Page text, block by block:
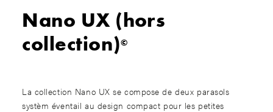
Nano UX (hors
collection)©
La collection Nano UX se compose de deux parasols
systèm éventail au design compact pour les petites